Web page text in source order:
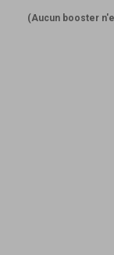
(Aucun booster